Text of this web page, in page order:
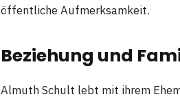
öffentliche Aufmerksamkeit.
Beziehung und
Almuth Schult lebt mit ihrem